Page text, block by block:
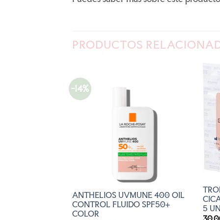
PRODUCTOS
-14%
ANTHELIOS UVMUNE 400 OIL
CONTROL FLUIDO SPF50+
COLOR
5